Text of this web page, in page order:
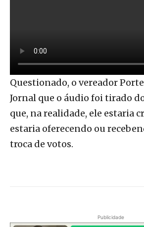
Questionado, o vereador
Jornal que o áudio foi tirado
que, na realidade, ele estaria
estaria oferecendo ou
troca de votos.
Publicidade